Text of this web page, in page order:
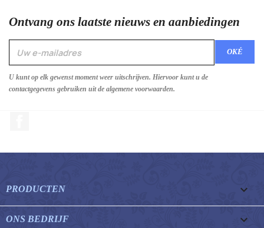
Ontvang ons laatste nieuws en aanbiedingen
U kunt op elk gewenst moment weer uitschrijven. Hiervoor kunt u de
contactgegevens gebruiken uit de algemene voorwaarden.
PRODUCTEN 
ONS BEDRIJF 